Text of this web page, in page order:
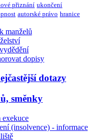
přiznání ukončení
autorské právo hranice